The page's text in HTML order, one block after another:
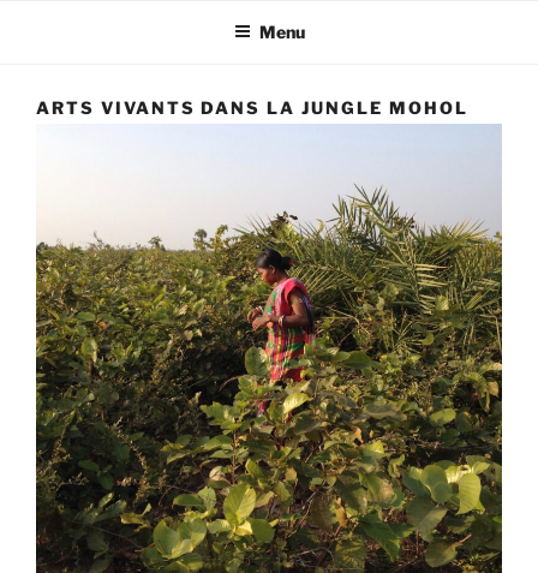
création artistique, production de pensée et action sociale
Menu
ARTS VIVANTS DANS LA JUNGLE MOHOL